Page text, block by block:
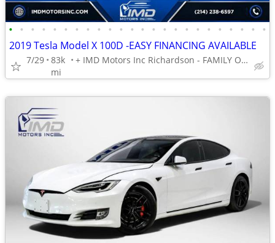
• • • • • • • • • • • • • • • • • • • • • • • •
2019 Tesla Model X 100D -EASY FINANCING AVAILABLE
7/29 83k
mi
+ IMD Motors Inc Richardson - FAMILY OWNED AND OPERATED !